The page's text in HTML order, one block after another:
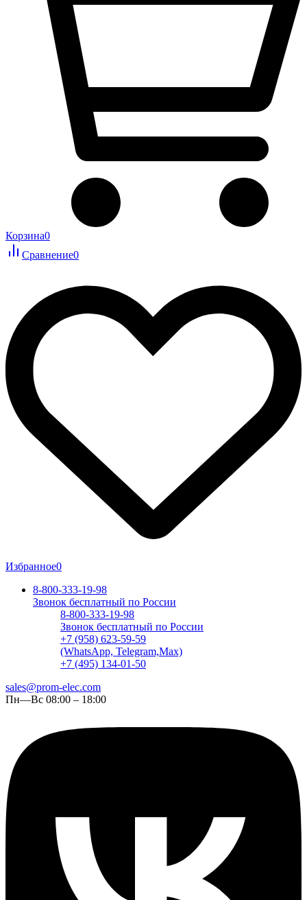
Корзина0
Сравнение0
Избранное0
8-800-333-19-98
Звонок бесплатный по России
8-800-333-19-98
Звонок бесплатный по России
+7 (958) 623-59-59
(WhatsApp, Telegram,Max)
+7 (495) 134-01-50
sales@prom-elec.com
Пн—Вс 08:00 – 18:00